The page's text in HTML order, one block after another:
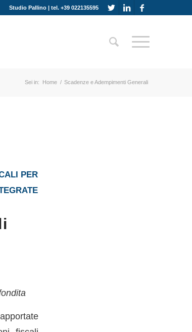
Studio Pallino | tel. +39 022135595
Sei in: Home / Scadenze e Adempimenti Generali
PER